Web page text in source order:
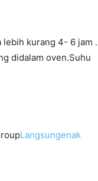
lebih kurang 4- 6 jam .
didalam oven.Suhu
Langsungenak